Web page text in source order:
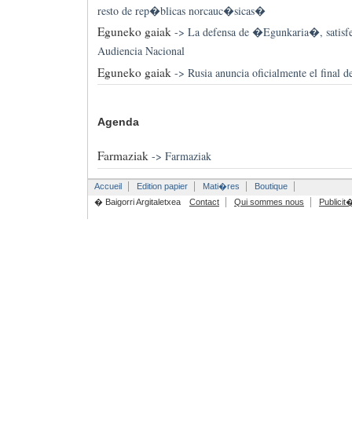
resto de rep�blicas norcauc�sicas�
Eguneko gaiak-> La defensa de �Egunkaria�,
Audiencia Nacional
Eguneko gaiak -> Rusia anuncia oficialmente el final
Agenda
Farmaziak-> Farmaziak
Accueil Edition papier Mati�res
Boutique
� Baigorri Argitaletxea
Contact Qui sommes nous